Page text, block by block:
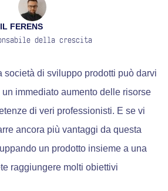
FERENS
della crescita
società di sviluppo prodotti può darvi
immediato aumento delle risorse
di veri professionisti. E se vi
ancora più vantaggi da questa
un prodotto insieme a una
raggiungere molti obiettivi